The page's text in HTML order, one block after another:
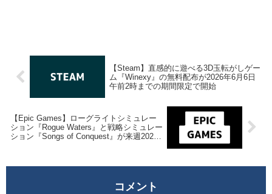
【Steam】直感的に遊べる3D玉転がしゲー
ム『Winexy』の無料配布が2026年6月6日
午前2時までの期間限定で開始
【Epic Games】ローグライトシミュレー
ション『Rogue Waters』と戦略シミュレー
ション『Songs of Conquest』が来週2026
コメント